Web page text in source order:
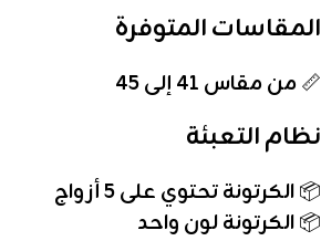
المقاسات المتوفرة
📏 من مقاس 41 إلى 45
نظام التعبئة
📦الكرتونة تحتوي على 5 أزواج
📦الكرتونة لون واحد